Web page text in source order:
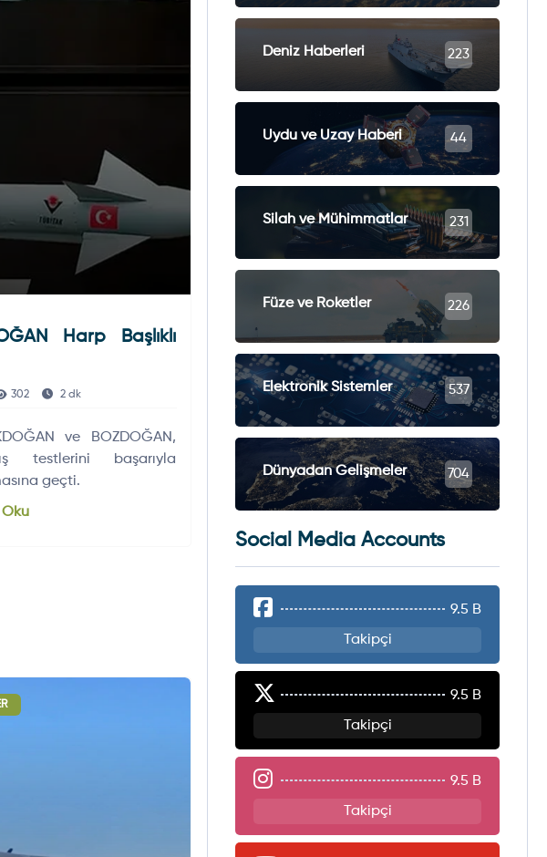
Harp Başlıklı
302 2 dk
ve BOZDOĞAN,
testlerini başarıyla
geçti.
Oku
Deniz Haberleri 223
Uydu ve Uzay Haberi 44
Silah ve Mühimmatlar 231
Füze ve Roketler 226
Elektronik Sistemler 537
Dünyadan Gelişmeler 704
Social Media Accounts
9.5 B
Takipçi
9.5 B
Takipçi
9.5 B
Takipçi